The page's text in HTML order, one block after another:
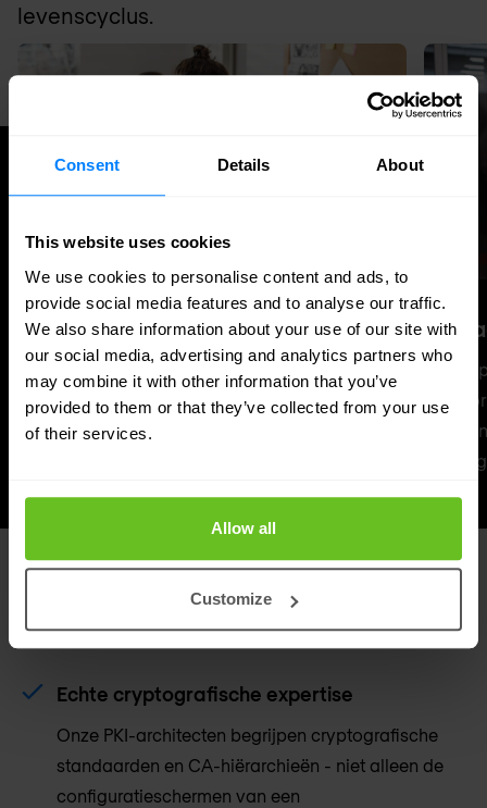
Consent Details About
This website uses cookies
We use cookies to personalise content and ads, to
provide social media features and to analyse our traffic.
We also share information about your use of our site with
our social media, advertising and analytics partners who
may combine it with other information that you’ve
provided to them or that they’ve collected from your use
of their services.
Allow all
Customize
levenscyclus.
Professional services
End-to-end PKI-deployment — CA-opbouw,
HSM-integratie, directory-integratie en uitrol
van op certificaten gebaseerde use cases.
CRL-
Wat onderscheidt onze PKI-praktijk
Echte cryptografische expertise
Onze PKI-architecten begrijpen cryptografische
standaarden en CA-hiërarchieën - niet alleen de
configuratieschermen van een